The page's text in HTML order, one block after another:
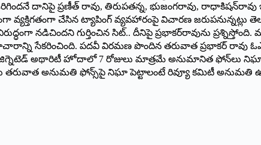
దానిపై ప్రణీత్‌ రావు, తిరుపతన్న, భుజంగరావు, రాధాకిషన్‌రావు
చేసిన ట్యాపింగ్‌ వ్యవహారంపై విచారణ జరుపనున్నట్లు
నడిచిందని గుర్తించిన సిట్‌.. దీనిపై ప్రభాకర్‌రావును
సేకరించింది. పదవీ విరమణ పొందిన తరువాత ప్రభాకర్‌
అథారిటీ హోదాలో 7 రోజులు మాత్రమే అనుమానిత ఫోన్‌లు నిఘా
తరువాత అనుమతి ఫోన్స్‌పై నిఘా పెట్టాలంటే రివ్యూ కమిటీ అనుమతి